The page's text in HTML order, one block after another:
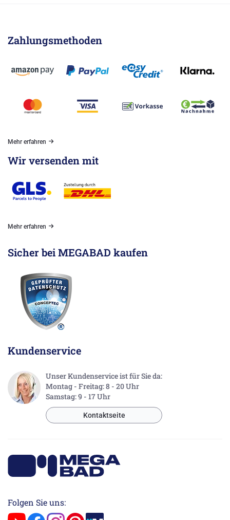
Zahlungsmethoden
Mehr erfahren
Wir versenden mit
Mehr erfahren
Sicher bei MEGABAD kaufen
Kundenservice
Unser Kundenservice ist für Sie da:
Montag - Freitag: 8 - 20 Uhr
Samstag: 9 - 17 Uhr
Kontaktseite
Folgen Sie uns: